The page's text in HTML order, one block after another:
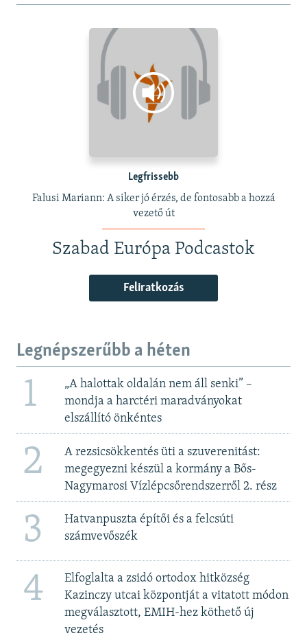
Legfrissebb
Falusi Mariann: A siker jó érzés, de fontosabb a hozzá
vezető út
Szabad Európa Podcastok
Feliratkozás
Legnépszerűbb a héten
1
„A halottak oldalán nem áll senki” –
mondja a harctéri maradványokat
elszállító önkéntes
2
A rezsicsökkentés üti a szuverenitást:
megegyezni készül a kormány a Bős-
Nagymarosi Vízlépcsőrendszerről 2. rész
3
Hatvanpuszta építői és a felcsúti
számvevőszék
4
Elfoglalta a zsidó ortodox hitközség
Kazinczy utcai központját a vitatott módon
megválasztott, EMIH-hez köthető új
vezetés